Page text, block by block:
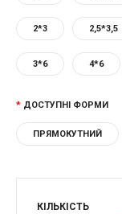
2*3 2,5*3,5
3*6 4*6
ДОСТУПНІ ФОРМИ
ПРЯМОКУТНИЙ
КІЛЬКІСТЬ